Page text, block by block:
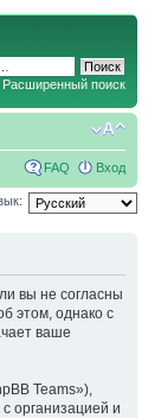
Расширенный поиск
FAQ Вход
вы не согласны
этом, однако с
ваше
Teams»),
организацией и